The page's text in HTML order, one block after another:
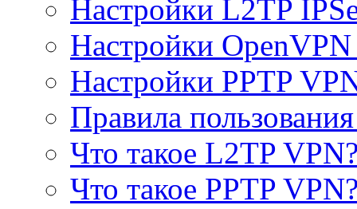
Настройки L2TP
Настройки
Настройки PPTP
Правила
Что такое L2TP
Что такое PPTP